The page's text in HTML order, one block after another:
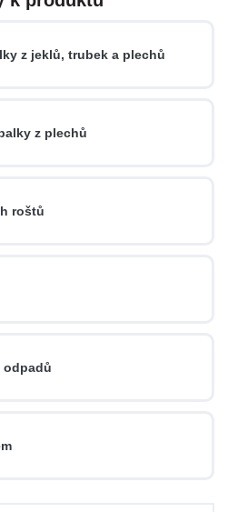
z jeklů, trubek a plechů
z plechů
roštů
odpadů